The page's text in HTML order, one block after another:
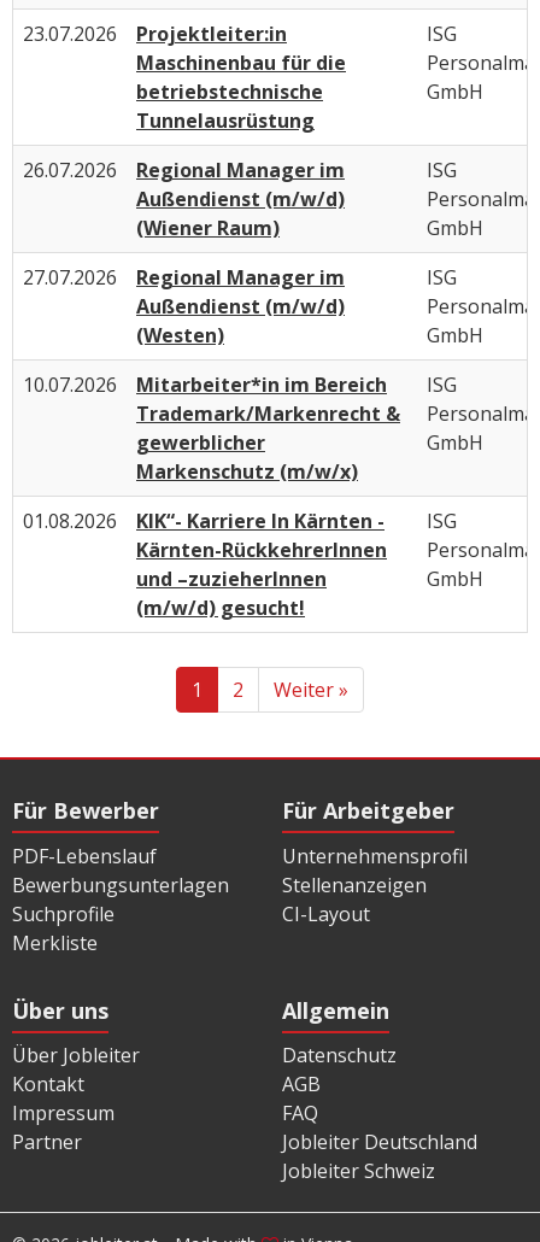
23.07.2026
Projektleiter:in
Maschinenbau für die
betriebstechnische
Tunnelausrüstung
ISG
GmbH
26.07.2026
Regional Manager im
Außendienst (m/w/d)
(Wiener Raum)
ISG
GmbH
27.07.2026
Regional Manager im
Außendienst (m/w/d)
(Westen)
ISG
GmbH
10.07.2026
Mitarbeiter*in im Bereich
Trademark/Markenrecht &
gewerblicher
Markenschutz (m/w/x)
ISG
GmbH
01.08.2026
KIK“- Karriere In Kärnten -
Kärnten-RückkehrerInnen
und –zuzieherInnen
(m/w/d) gesucht!
ISG
GmbH
1 2 Weiter »
Für Bewerber
PDF-Lebenslauf
Bewerbungsunterlagen
Suchprofile
Merkliste
Für Arbeitgeber
Unternehmensprofil
Stellenanzeigen
CI-Layout
Über uns
Über Jobleiter
Kontakt
Impressum
Partner
Allgemein
Datenschutz
AGB
FAQ
Jobleiter Deutschland
Jobleiter Schweiz